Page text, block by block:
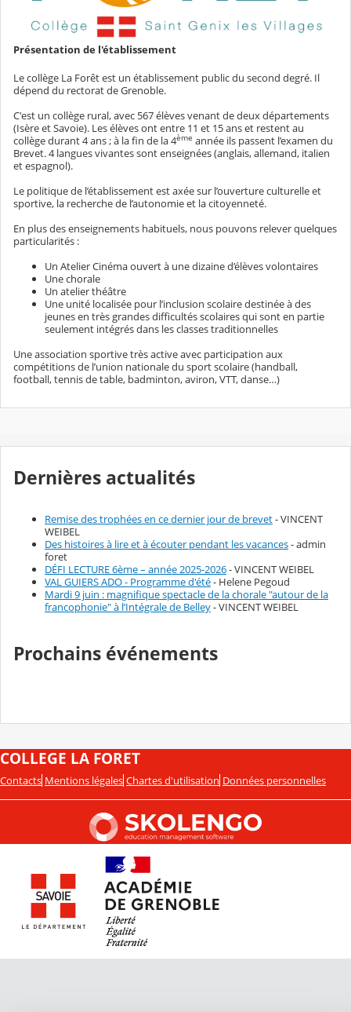
Présentation de l'établissement
Le collège La Forêt est un établissement public du second degré. Il
dépend du rectorat de Grenoble.
C'est un collège rural, avec 567 élèves venant de deux départements
(Isère et Savoie). Les élèves ont entre 11 et 15 ans et restent au
collège durant 4 ans ; à la fin de la 4ème année ils passent l’examen du
Brevet. 4 langues vivantes sont enseignées (anglais, allemand, italien
et espagnol).
Le politique de l’établissement est axée sur l’ouverture culturelle et
sportive, la recherche de l’autonomie et la citoyenneté.
En plus des enseignements habituels, nous pouvons relever quelques
particularités :
Un Atelier Cinéma ouvert à une dizaine d’élèves volontaires
Une chorale
Un atelier théâtre
Une unité localisée pour l’inclusion scolaire destinée à des
jeunes en très grandes difficultés scolaires qui sont en partie
seulement intégrés dans les classes traditionnelles
Une association sportive très active avec participation aux
compétitions de l’union nationale du sport scolaire (handball,
football, tennis de table, badminton, aviron, VTT, danse…)
Dernières actualités
Remise des trophées en ce dernier jour de brevet- VINCENT
WEIBEL
Des histoires à lire et à écouter pendant les vacances- admin
foret
DÉFI LECTURE 6ème – année 2025-2026- VINCENT WEIBEL
VAL GUIERS ADO - Programme d'été- Helene Pegoud
Mardi 9 juin : magnifique spectacle de la chorale "autour de la
francophonie" à l’Intégrale de Belley- VINCENT WEIBEL
Prochains événements
COLLEGE LA FORET
Contacts Mentions légales Chartes d'utilisation Données personnelles